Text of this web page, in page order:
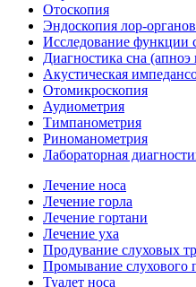
Отоскопия
Эндоскопия лор-органов
Исследование функции
Диагностика сна (апноэ
Акустическая
Отомикроскопия
Аудиометрия
Тимпанометрия
Риноманометрия
Лабораторная
Лечение носа
Лечение горла
Лечение гортани
Лечение уха
Продувание слуховых
Промывание слухового
Туалет носа